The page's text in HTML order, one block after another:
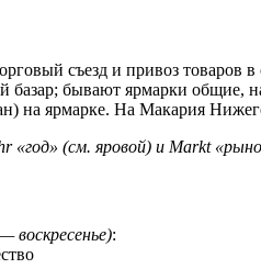
съезд и привоз товаров
бывают ярмарки общие,
на ярмарке. На Макария
«год» (см. яровой) и Markt
воскресенье):